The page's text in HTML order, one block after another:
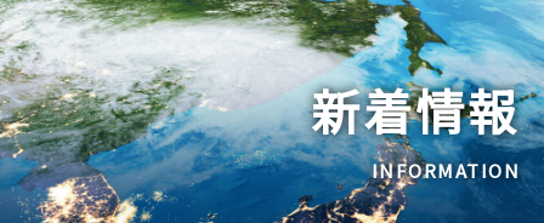
新着情報
INFORMATION